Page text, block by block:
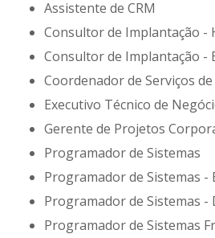
Assistente de CRM
Consultor de Implantação -
Consultor de Implantação -
Coordenador de Serviços
Executivo Técnico de
Gerente de Projetos
Programador de Sistemas
Programador de Sistemas -
Programador de Sistemas -
Programador de Sistemas